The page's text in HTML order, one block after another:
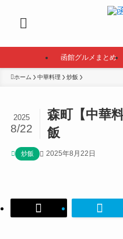
函館グルメまとめ
ホーム 中華料理 炒飯
森町【中華
飯
2025
8/22
炒飯 2025年8月22日